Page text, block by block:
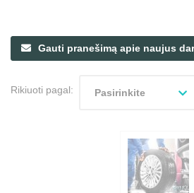
Gauti pranešimą apie naujus
Rikiuoti pagal: Pasirinkite